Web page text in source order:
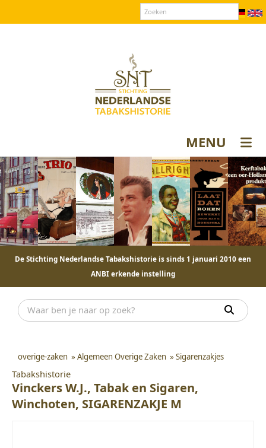
MENU
De Stichting Nederlandse Tabakshistorie is sinds 1 januari 2010 een
ANBI erkende instelling
overige-zaken » Algemeen Overige Zaken » Sigarenzakjes
Tabakshistorie
Vinckers W.J., Tabak en Sigaren,
Winchoten, SIGARENZAKJE M